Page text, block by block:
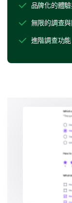
理解您的職
這一部分關注
一致。
靈活（辦
根據它們與
陳述標註“是
我更喜歡在團
品牌化的體
無限的調查
進階調查功能